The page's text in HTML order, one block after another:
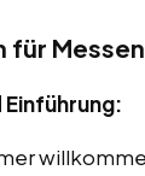
für
Einführung: